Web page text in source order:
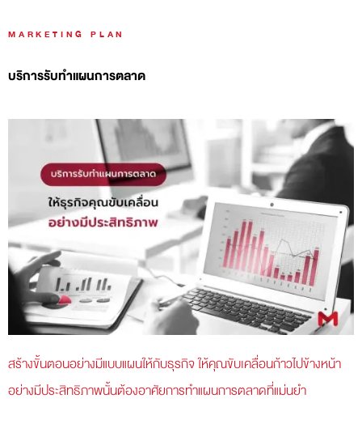
MARKETING PLAN
บริการรับทำแผนการตลาด
สร้างขั้นตอนอย่างมีแบบแผนให้กับธุรกิจ ให้คุณขับเคลื่อนก้าวไปข้างหน้า
อย่างมีประสิทธิภาพนั้นต้องอาศัยการทำแผนการตลาดที่แม่นยำ